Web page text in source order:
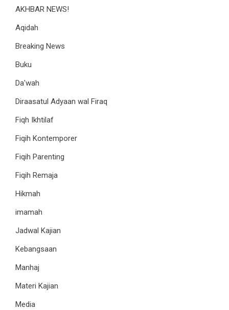
AKHBAR NEWS!
Aqidah
Breaking News
Buku
Da'wah
Diraasatul Adyaan wal Firaq
Fiqh Ikhtilaf
Fiqih Kontemporer
Fiqih Parenting
Fiqih Remaja
Hikmah
imamah
Jadwal Kajian
Kebangsaan
Manhaj
Materi Kajian
Media